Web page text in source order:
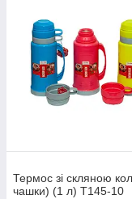
Термос зі скляною
чашки) (1 л) T145-10